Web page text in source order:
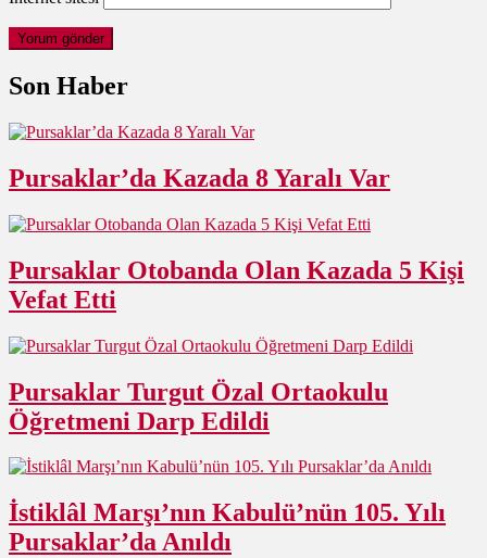
Son Haber
Pursaklar’da Kazada 8 Yaralı Var
Pursaklar Otobanda Olan Kazada 5 Kişi
Vefat Etti
Pursaklar Turgut Özal Ortaokulu
Öğretmeni Darp Edildi
İstiklâl Marşı’nın Kabulü’nün 105. Yılı
Pursaklar’da Anıldı